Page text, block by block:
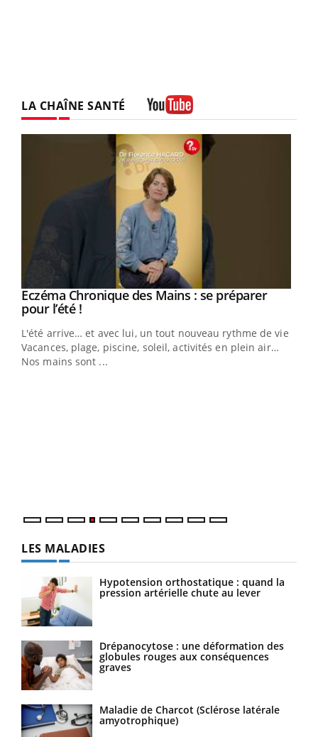
LA CHAÎNE SANTÉ
Youtube
Eczéma Chronique des Mains : se préparer
pour l’été !Youtube
L'été arrive… et avec lui, un tout nouveau rythme de vie !
Vacances, plage, piscine, soleil, activités en plein air…
Nos mains sont ...
LES MALADIES
Hypotension orthostatique : quand la
pression artérielle chute au lever
Drépanocytose : une déformation des
globules rouges aux conséquences
graves
Maladie de Charcot (Sclérose latérale
amyotrophique)